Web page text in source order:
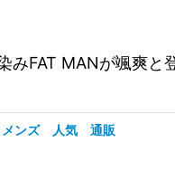
みFAT MANが颯爽
メンズ 人気 通販